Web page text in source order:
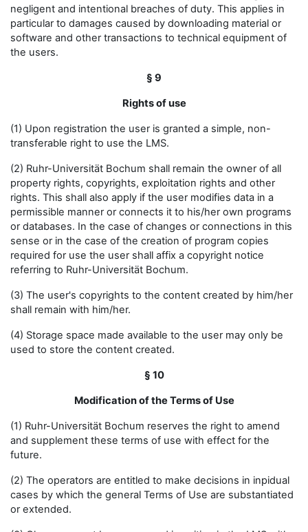
negligent and intentional breaches of duty. This applies in
particular to damages caused by downloading material or
software and other transactions to technical equipment of
the users.
§ 9
Rights of use
(1) Upon registration the user is granted a simple, non-
transferable right to use the LMS.
(2) Ruhr-Universität Bochum shall remain the owner of all
property rights, copyrights, exploitation rights and other
rights. This shall also apply if the user modifies data in a
permissible manner or connects it to his/her own programs
or databases. In the case of changes or connections in this
sense or in the case of the creation of program copies
required for use the user shall affix a copyright notice
referring to Ruhr-Universität Bochum.
(3) The user's copyrights to the content created by him/her
shall remain with him/her.
(4) Storage space made available to the user may only be
used to store the content created.
§ 10
Modification of the Terms of Use
(1) Ruhr-Universität Bochum reserves the right to amend
and supplement these terms of use with effect for the
future.
(2) The operators are entitled to make decisions in inpidual
cases by which the general Terms of Use are substantiated
or extended.